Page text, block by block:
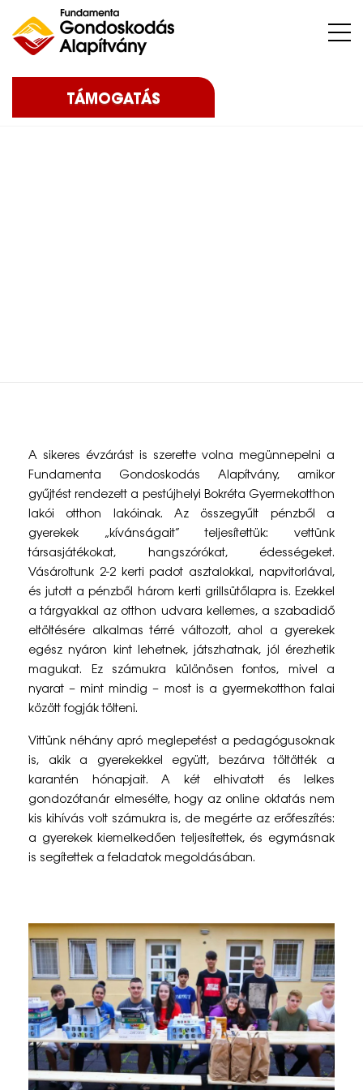
TÁMOGATÁS
M
o
s
o
l
y
t
v
i
t
t
ü
n
k
y
e
r
m
e
k
A sikeres évzárást is szerette volna megünnepelni a
Fundamenta Gondoskodás Alapítvány, amikor
gyűjtést rendezett a pestújhelyi Bokréta Gyermekotthon
lakói otthon lakóinak. Az összegyűlt pénzből a
gyerekek „kívánságait” teljesítettük: vettünk
társasjátékokat, hangszórókat, édességeket.
Vásároltunk 2-2 kerti padot asztalokkal, napvitorlával,
és jutott a pénzből három kerti grillsütőlapra is. Ezekkel
a tárgyakkal az otthon udvara kellemes, a szabadidő
eltöltésére alkalmas térré változott, ahol a gyerekek
egész nyáron kint lehetnek, játszhatnak, jól érezhetik
magukat. Ez számukra különösen fontos, mivel a
nyarat – mint mindig – most is a gyermekotthon falai
között fogják tölteni.
Vittünk néhány apró meglepetést a pedagógusoknak
is, akik a gyerekekkel együtt, bezárva töltötték a
karantén hónapjait. A két elhivatott és lelkes
gondozótanár elmesélte, hogy az online oktatás nem
kis kihívás volt számukra is, de megérte az erőfeszítés:
a gyerekek kiemelkedően teljesítettek, és egymásnak
is segítettek a feladatok megoldásában.